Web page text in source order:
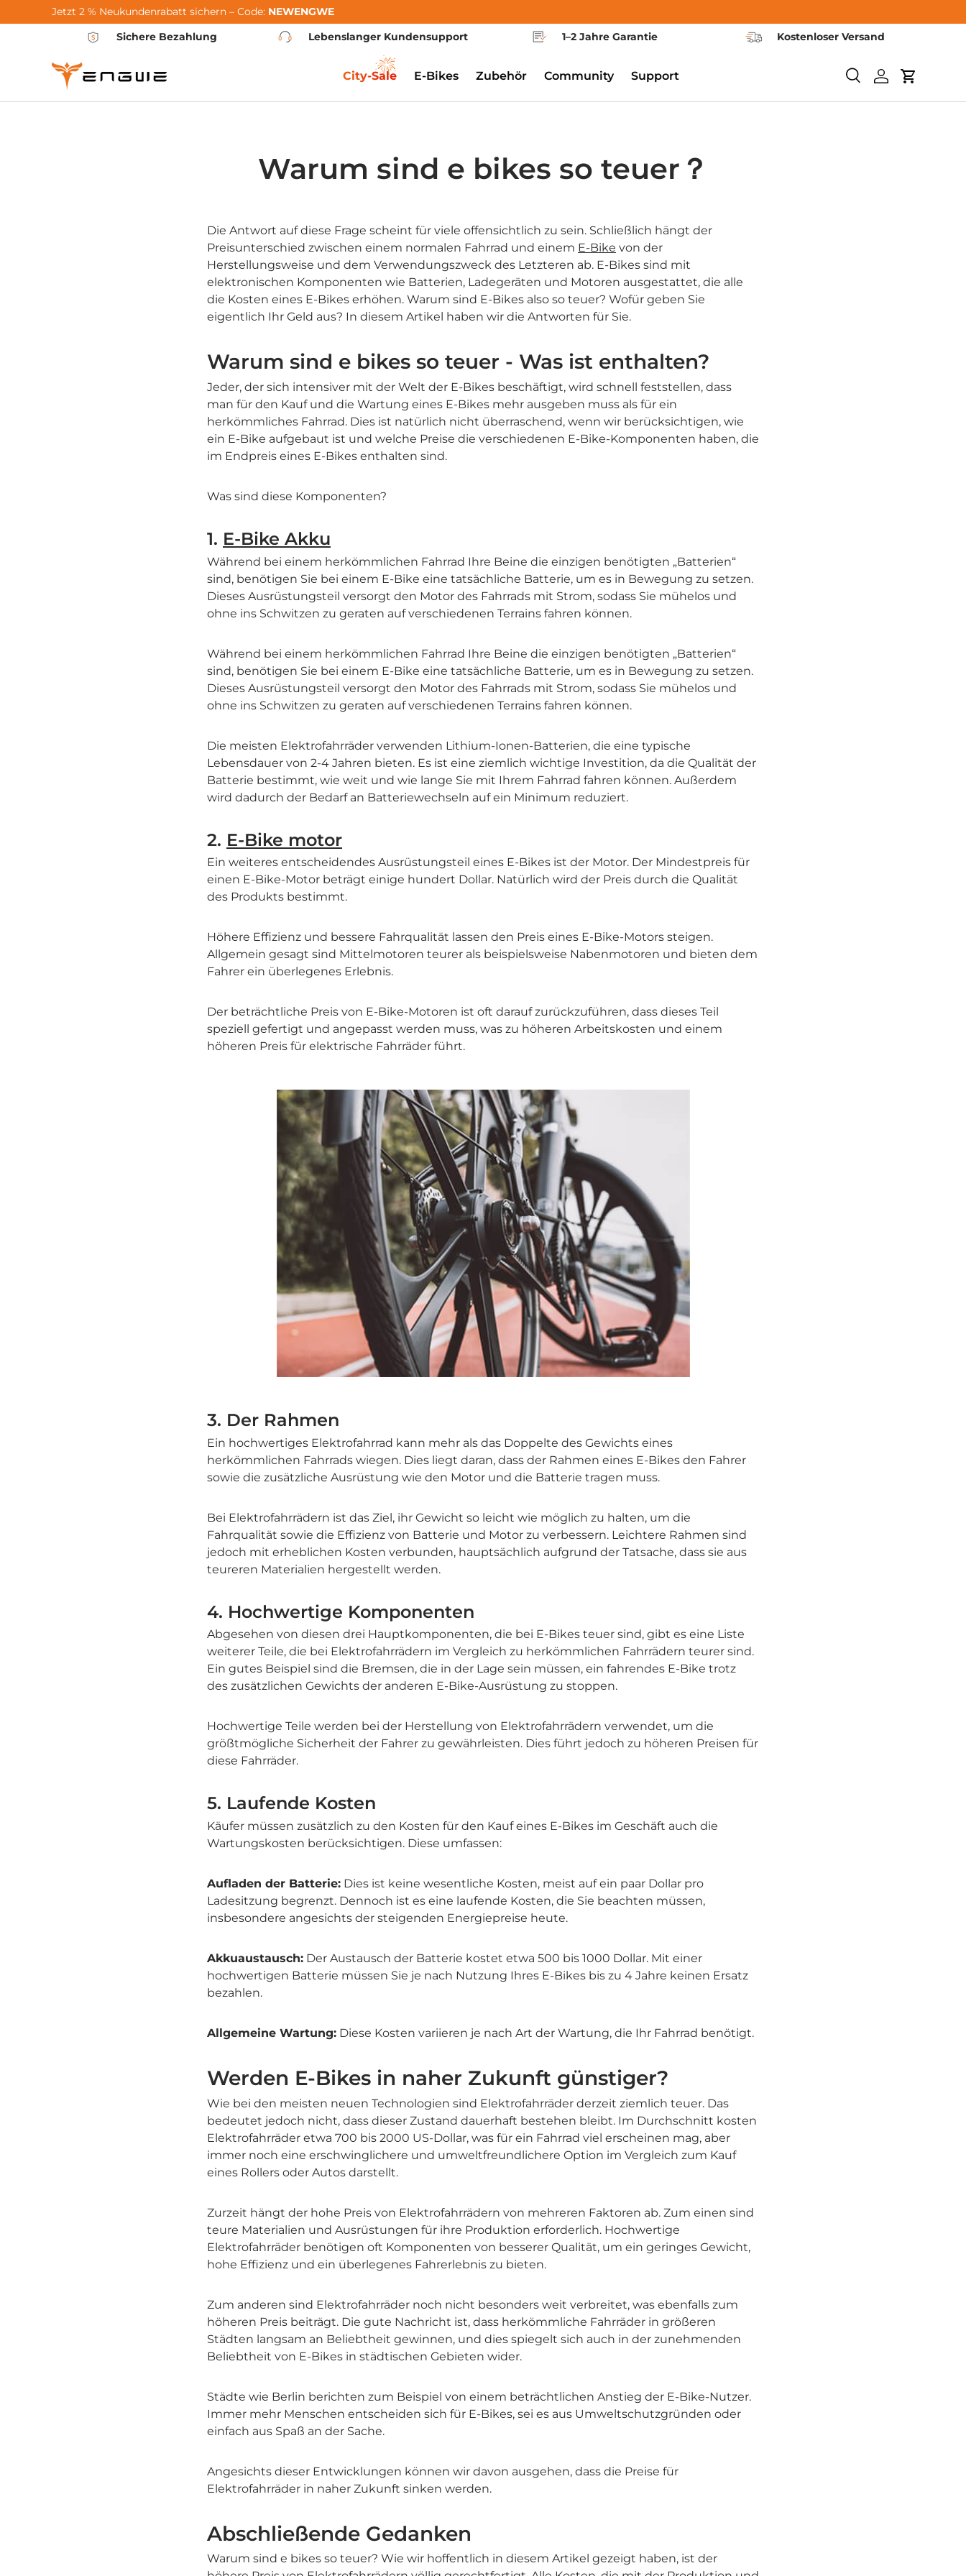
Passer au contenu
Jetzt 2 % Neukundenrabatt sichern – Code: NEWENGWE
Sichere Bezahlung
Lebenslanger Kundensupport 1–2 Jahre Garantie Kostenloser Versand
Recherche
Se connecter
Panier
City-Sale E-Bikes Zubehör Community Support
Warum sind e bikes so teuer？
Die Antwort auf diese Frage scheint für viele offensichtlich zu sein. Schließlich hängt der
Preisunterschied zwischen einem normalen Fahrrad und einem E-Bike von der
Herstellungsweise und dem Verwendungszweck des Letzteren ab. E-Bikes sind mit
elektronischen Komponenten wie Batterien, Ladegeräten und Motoren ausgestattet, die alle
die Kosten eines E-Bikes erhöhen. Warum sind E-Bikes also so teuer? Wofür geben Sie
eigentlich Ihr Geld aus? In diesem Artikel haben wir die Antworten für Sie.
Warum sind e bikes so teuer - Was ist enthalten?
Jeder, der sich intensiver mit der Welt der E-Bikes beschäftigt, wird schnell feststellen, dass
man für den Kauf und die Wartung eines E-Bikes mehr ausgeben muss als für ein
herkömmliches Fahrrad. Dies ist natürlich nicht überraschend, wenn wir berücksichtigen, wie
ein E-Bike aufgebaut ist und welche Preise die verschiedenen E-Bike-Komponenten haben, die
im Endpreis eines E-Bikes enthalten sind.
Was sind diese Komponenten?
1. E-Bike Akku
Während bei einem herkömmlichen Fahrrad Ihre Beine die einzigen benötigten „Batterien“
sind, benötigen Sie bei einem E-Bike eine tatsächliche Batterie, um es in Bewegung zu setzen.
Dieses Ausrüstungsteil versorgt den Motor des Fahrrads mit Strom, sodass Sie mühelos und
ohne ins Schwitzen zu geraten auf verschiedenen Terrains fahren können.
Während bei einem herkömmlichen Fahrrad Ihre Beine die einzigen benötigten „Batterien“
sind, benötigen Sie bei einem E-Bike eine tatsächliche Batterie, um es in Bewegung zu setzen.
Dieses Ausrüstungsteil versorgt den Motor des Fahrrads mit Strom, sodass Sie mühelos und
ohne ins Schwitzen zu geraten auf verschiedenen Terrains fahren können.
Die meisten Elektrofahrräder verwenden Lithium-Ionen-Batterien, die eine typische
Lebensdauer von 2-4 Jahren bieten. Es ist eine ziemlich wichtige Investition, da die Qualität der
Batterie bestimmt, wie weit und wie lange Sie mit Ihrem Fahrrad fahren können. Außerdem
wird dadurch der Bedarf an Batteriewechseln auf ein Minimum reduziert.
2. E-Bike motor
Ein weiteres entscheidendes Ausrüstungsteil eines E-Bikes ist der Motor. Der Mindestpreis für
einen E-Bike-Motor beträgt einige hundert Dollar. Natürlich wird der Preis durch die Qualität
des Produkts bestimmt.
Höhere Effizienz und bessere Fahrqualität lassen den Preis eines E-Bike-Motors steigen.
Allgemein gesagt sind Mittelmotoren teurer als beispielsweise Nabenmotoren und bieten dem
Fahrer ein überlegenes Erlebnis.
Der beträchtliche Preis von E-Bike-Motoren ist oft darauf zurückzuführen, dass dieses Teil
speziell gefertigt und angepasst werden muss, was zu höheren Arbeitskosten und einem
höheren Preis für elektrische Fahrräder führt.
3. Der Rahmen
Ein hochwertiges Elektrofahrrad kann mehr als das Doppelte des Gewichts eines
herkömmlichen Fahrrads wiegen. Dies liegt daran, dass der Rahmen eines E-Bikes den Fahrer
sowie die zusätzliche Ausrüstung wie den Motor und die Batterie tragen muss.
Bei Elektrofahrrädern ist das Ziel, ihr Gewicht so leicht wie möglich zu halten, um die
Fahrqualität sowie die Effizienz von Batterie und Motor zu verbessern. Leichtere Rahmen sind
jedoch mit erheblichen Kosten verbunden, hauptsächlich aufgrund der Tatsache, dass sie aus
teureren Materialien hergestellt werden.
4. Hochwertige Komponenten
Abgesehen von diesen drei Hauptkomponenten, die bei E-Bikes teuer sind, gibt es eine Liste
weiterer Teile, die bei Elektrofahrrädern im Vergleich zu herkömmlichen Fahrrädern teurer sind.
Ein gutes Beispiel sind die Bremsen, die in der Lage sein müssen, ein fahrendes E-Bike trotz
des zusätzlichen Gewichts der anderen E-Bike-Ausrüstung zu stoppen.
Hochwertige Teile werden bei der Herstellung von Elektrofahrrädern verwendet, um die
größtmögliche Sicherheit der Fahrer zu gewährleisten. Dies führt jedoch zu höheren Preisen für
diese Fahrräder.
5. Laufende Kosten
Käufer müssen zusätzlich zu den Kosten für den Kauf eines E-Bikes im Geschäft auch die
Wartungskosten berücksichtigen. Diese umfassen:
Aufladen der Batterie: Dies ist keine wesentliche Kosten, meist auf ein paar Dollar pro
Ladesitzung begrenzt. Dennoch ist es eine laufende Kosten, die Sie beachten müssen,
insbesondere angesichts der steigenden Energiepreise heute.
Akkuaustausch: Der Austausch der Batterie kostet etwa 500 bis 1000 Dollar. Mit einer
hochwertigen Batterie müssen Sie je nach Nutzung Ihres E-Bikes bis zu 4 Jahre keinen Ersatz
bezahlen.
Allgemeine Wartung: Diese Kosten variieren je nach Art der Wartung, die Ihr Fahrrad benötigt.
Werden E-Bikes in naher Zukunft günstiger?
Wie bei den meisten neuen Technologien sind Elektrofahrräder derzeit ziemlich teuer. Das
bedeutet jedoch nicht, dass dieser Zustand dauerhaft bestehen bleibt. Im Durchschnitt kosten
Elektrofahrräder etwa 700 bis 2000 US-Dollar, was für ein Fahrrad viel erscheinen mag, aber
immer noch eine erschwinglichere und umweltfreundlichere Option im Vergleich zum Kauf
eines Rollers oder Autos darstellt.
Zurzeit hängt der hohe Preis von Elektrofahrrädern von mehreren Faktoren ab. Zum einen sind
teure Materialien und Ausrüstungen für ihre Produktion erforderlich. Hochwertige
Elektrofahrräder benötigen oft Komponenten von besserer Qualität, um ein geringes Gewicht,
hohe Effizienz und ein überlegenes Fahrerlebnis zu bieten.
Zum anderen sind Elektrofahrräder noch nicht besonders weit verbreitet, was ebenfalls zum
höheren Preis beiträgt. Die gute Nachricht ist, dass herkömmliche Fahrräder in größeren
Städten langsam an Beliebtheit gewinnen, und dies spiegelt sich auch in der zunehmenden
Beliebtheit von E-Bikes in städtischen Gebieten wider.
Städte wie Berlin berichten zum Beispiel von einem beträchtlichen Anstieg der E-Bike-Nutzer.
Immer mehr Menschen entscheiden sich für E-Bikes, sei es aus Umweltschutzgründen oder
einfach aus Spaß an der Sache.
Angesichts dieser Entwicklungen können wir davon ausgehen, dass die Preise für
Elektrofahrräder in naher Zukunft sinken werden.
Abschließende Gedanken
Warum sind e bikes so teuer? Wie wir hoffentlich in diesem Artikel gezeigt haben, ist der